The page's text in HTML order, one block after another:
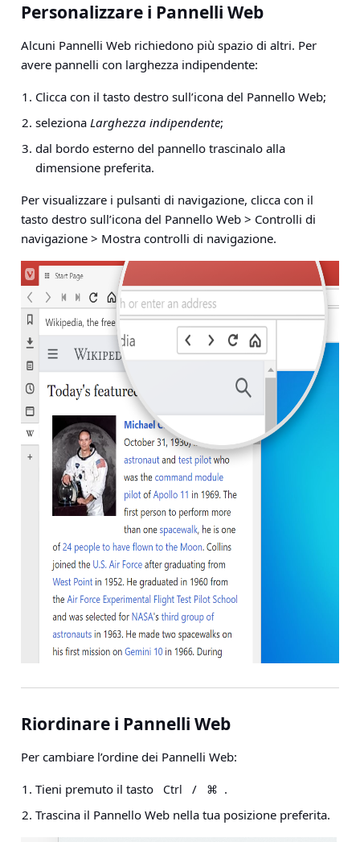
Personalizzare i Pannelli Web
Alcuni Pannelli Web richiedono più spazio di altri. Per
avere pannelli con larghezza indipendente:
Clicca con il tasto destro sull’icona del Pannello Web;
seleziona Larghezza indipendente;
dal bordo esterno del pannello trascinalo alla
dimensione preferita.
Per visualizzare i pulsanti di navigazione, clicca con il
tasto destro sull’icona del Pannello Web > Controlli di
navigazione > Mostra controlli di navigazione.
Riordinare i Pannelli Web
Per cambiare l’ordine dei Pannelli Web:
Tieni premuto il tasto
Ctrl / ⌘ .
Trascina il Pannello Web nella tua posizione preferita.